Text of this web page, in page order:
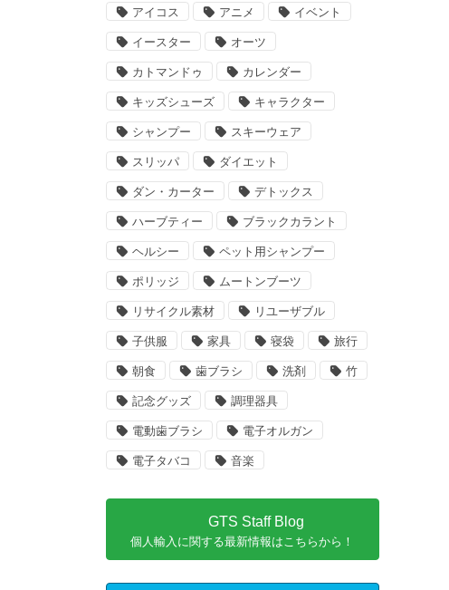
アイコス アニメ イベント
イースター オーツ
カトマンドゥ カレンダー
キッズシューズ キャラクター
シャンプー スキーウェア
スリッパ ダイエット
ダン・カーター デトックス
ハーブティー ブラックカラント
ヘルシー ペット用シャンプー
ポリッジ ムートンブーツ
リサイクル素材 リユーザブル
子供服 家具 寝袋 旅行
朝食 歯ブラシ 洗剤 竹
記念グッズ 調理器具
電動歯ブラシ 電子オルガン
電子タバコ 音楽
GTS Staff Blog
個人輸入に関する最新情報はこちらから！